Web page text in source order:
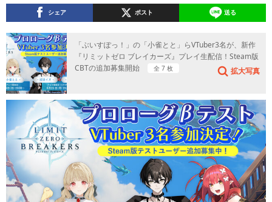
シェア ポスト 送る
「ぶいすぽっ！」の「小雀とと」らVTuber3名が、新作
『リミットゼロ ブレイカーズ』プレイ生配信！Steam版
CBTの追加募集開始
全 7 枚 拡大写真